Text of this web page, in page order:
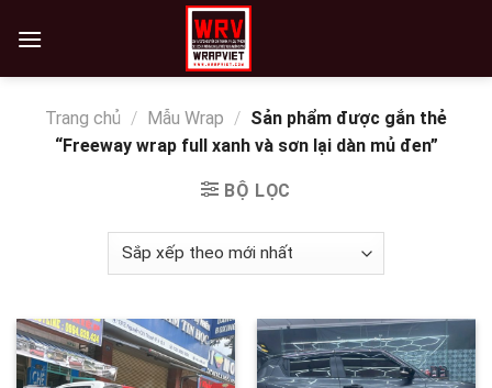
Trang chủ / Mẫu Wrap / Sản phẩm được gắn thẻ
“Freeway wrap full xanh và sơn lại dàn mủ đen”
BỘ LỌC